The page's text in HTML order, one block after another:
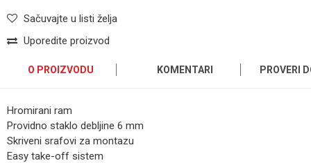
Sačuvajte u listi želja
Uporedite proizvod
O PROIZVODU KOMENTARI PROVERI
Hromirani ram
Providno staklo debljine 6 mm
Skriveni srafovi za montazu
Easy take-off sistem